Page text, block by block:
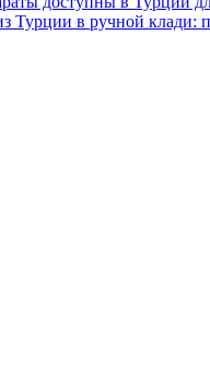
Турции в ручной клади: